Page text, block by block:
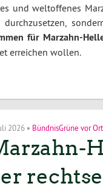
und weltoffenes
für Marzahn-
erreichen wollen.
2026• BündnisGrüne vor Ort,